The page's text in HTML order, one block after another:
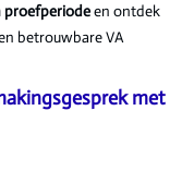
proefperiodeen ontdek
betrouwbare VA
met